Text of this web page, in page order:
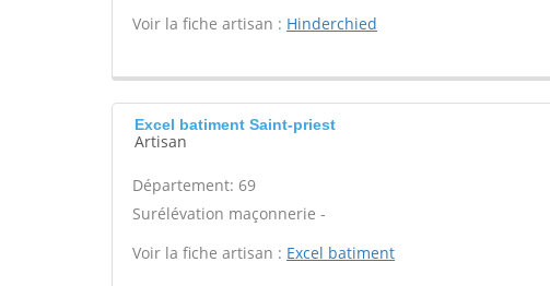
Voir la fiche artisan : Hinderchied
Excel batiment Saint-priest
Artisan
Département: 69
Surélévation maçonnerie -
Voir la fiche artisan : Excel batiment